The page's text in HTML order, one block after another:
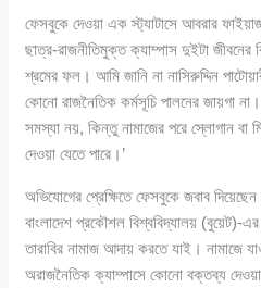
ফেসবুকে দেওয়া এক স্ট্যাটাসে আবরার
ছাত্র-রাজনীতিমুক্ত ক্যাম্পাস দুইটা জীবনের
শ্রমের ফল। আমি জানি না নাসিরুদ্দিন
কোনো রাজনৈতিক কর্মসূচি পালনের জায়গা
সমস্যা নয়, কিন্তু নামাজের পরে স্লোগান বা
দেওয়া যেতে পারে।’
অভিযোগের প্রেক্ষিতে ফেসবুকে জবাব
বাংলাদেশ প্রকৌশল বিশ্ববিদ্যালয় (বুয়েট)-
তারাবির নামাজ আদায় করতে যাই। নামাজে
অরাজনৈতিক ক্যাম্পাসে কোনো বক্তব্য দেওয়া